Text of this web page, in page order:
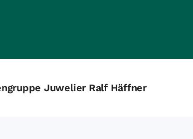
Juwelier Ralf Häffner